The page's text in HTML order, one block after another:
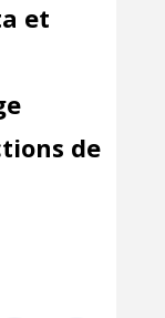
et
de